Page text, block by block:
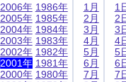
2006年
2005年
2004年
2003年
2002年
2001年
2000年
1986年
1985年
1984年
1983年
1982年
1981年
1980年
1月
2月
3月
4月
5月
6月
7月
1
2
3
4
5
6
7